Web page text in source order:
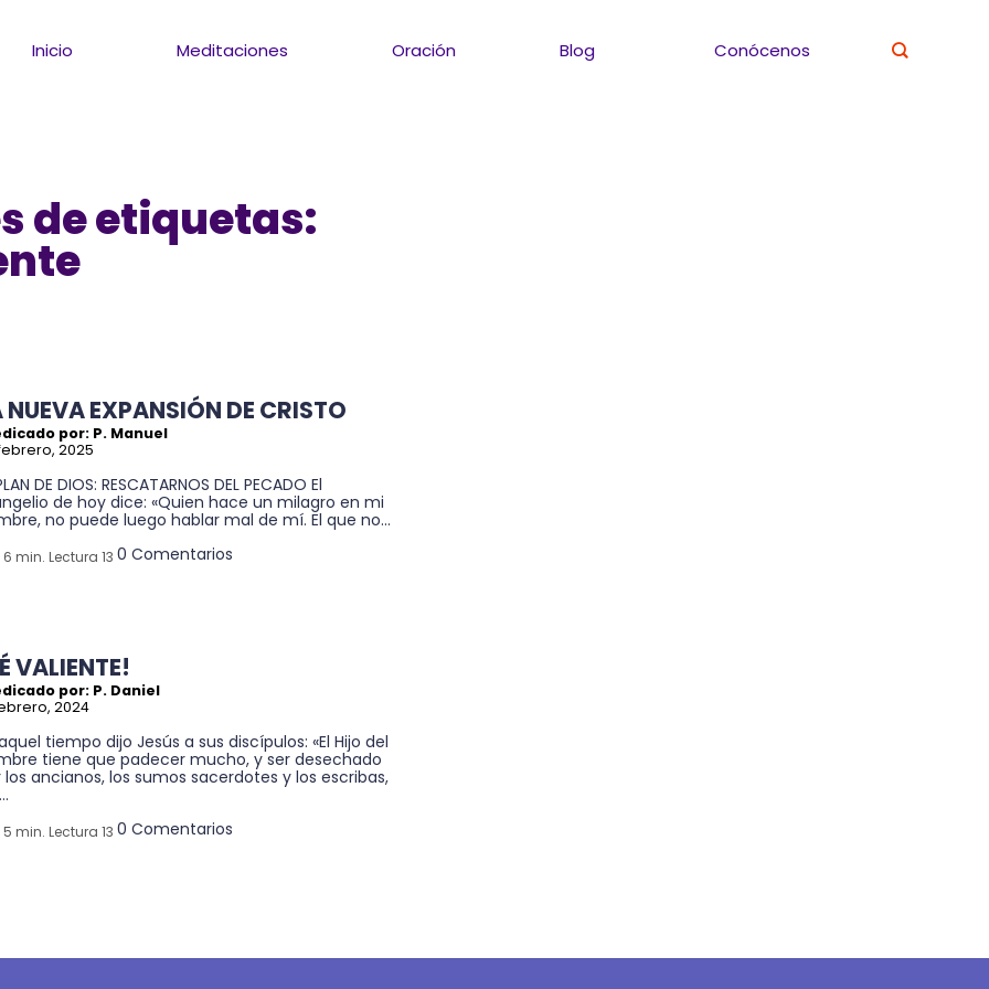
Inicio Meditaciones Oración Blog Conócenos
de etiquetas:
NUEVA EXPANSIÓN DE CRISTO
por: P. Manuel
2025
DE DIOS: RESCATARNOS DEL PECADO El
de hoy dice: «Quien hace un milagro en mi
no puede luego hablar mal de mí. El que no...
6 min. Lectura 13 0 Comentarios
VALIENTE!
por: P. Daniel
2024
tiempo dijo Jesús a sus discípulos: «El Hijo del
tiene que padecer mucho, y ser desechado
los ancianos, los sumos sacerdotes y los escribas,
5 min. Lectura 13 0 Comentarios